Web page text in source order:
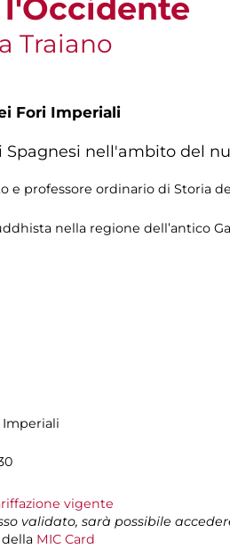
Traiano
Fori Imperiali
Spagnesi nell'ambito del
e professore ordinario di Storia
nella regione dell’antico
Imperiali
vigente
validato, sarà possibile
MIC Card